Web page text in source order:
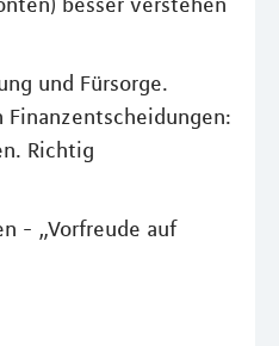
und Fürsorge.
Finanzentscheidungen:
Richtig
- „Vorfreude auf